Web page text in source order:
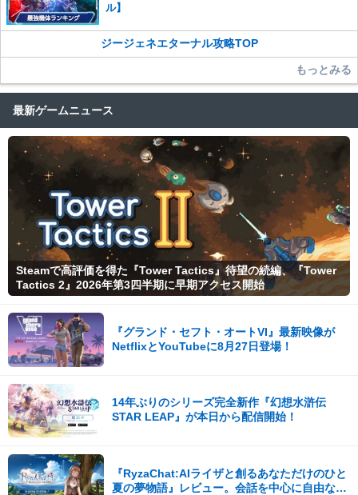
ル】
ジージェネエターナル攻略TOP
もっとみる
最新ゲームニュース
Steamで高評価を得た『Tower Tactics』待望の続編、『Tower
Tactics 2』2026年第3四半期に早期アクセス開始
『グランド・セフト・オートVI』最新映像が
NetflixとYouTubeに8月27日登場！
14年ぶりのシリーズ完全新作『幻想水滸伝
STAR LEAP』が本日から配信開始！
『RyzaChat:AIライザと創るあなただけのひと
夏の夢物語』レビュー。会話を中心に自由な冒